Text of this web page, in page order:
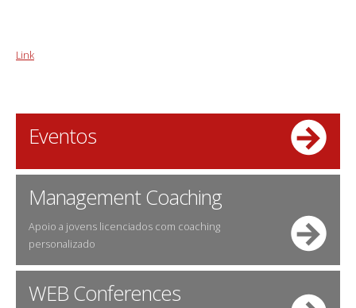
Link
Eventos
Management Coaching
Apoio a jovens licenciados com coaching
personalizado
WEB Conferences